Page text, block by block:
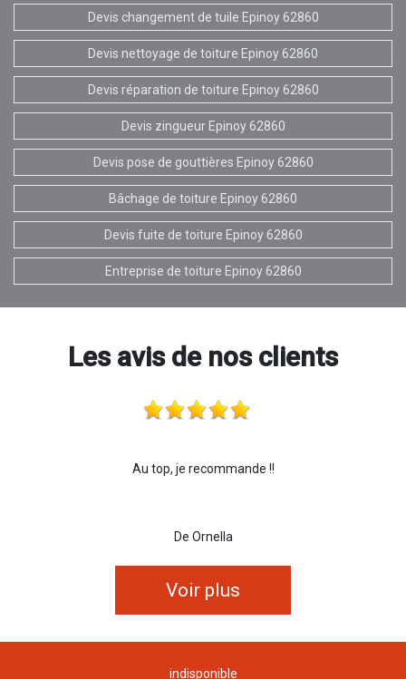
Devis changement de tuile Epinoy 62860
Devis nettoyage de toiture Epinoy 62860
Devis réparation de toiture Epinoy 62860
Devis zingueur Epinoy 62860
Devis pose de gouttières Epinoy 62860
Bâchage de toiture Epinoy 62860
Devis fuite de toiture Epinoy 62860
Entreprise de toiture Epinoy 62860
Les avis de nos clients
Au top, je recommande !!
De Ornella
Voir plus
indisponible